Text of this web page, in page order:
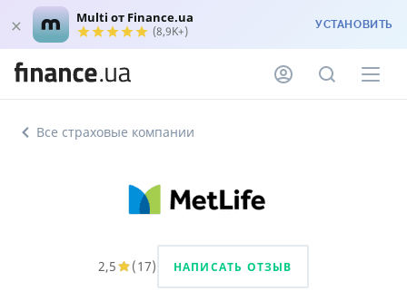
Multi от Finance.ua
(8,9K+) УСТАНОВИТЬ
Все страховые компании
2,5 (17) НАПИСАТЬ ОТЗЫВ